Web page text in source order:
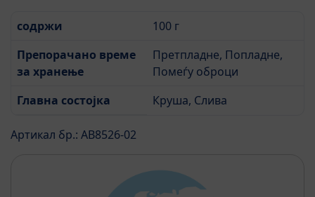
содржи
100 г
Препорачано време
за хранење
Претпладне, Попладне,
Помеѓу оброци
Главна состојка
Круша, Слива
Артикал бр.: AB8526-02